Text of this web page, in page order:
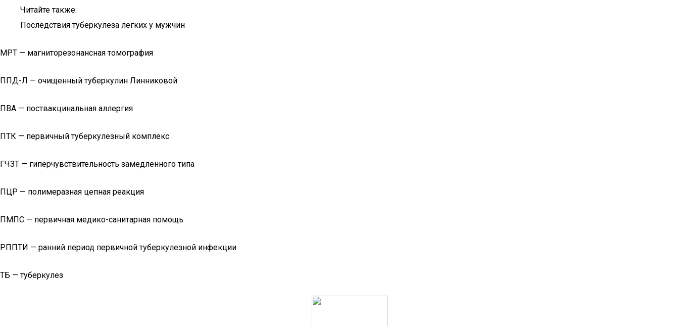
Читайте также:
Последствия туберкулеза легких у мужчин
МРТ — магниторезонансная томография
ППД-Л — очищенный туберкулин Линниковой
ПВА — поствакцинальная аллергия
ПТК — первичный туберкулезный комплекс
ГЧЗТ — гиперчувствительность замедленного типа
ПЦР — полимеразная цепная реакция
ПМПС — первичная медико-санитарная помощь
РППТИ — ранний период первичной туберкулезной инфекции
ТБ — туберкулез